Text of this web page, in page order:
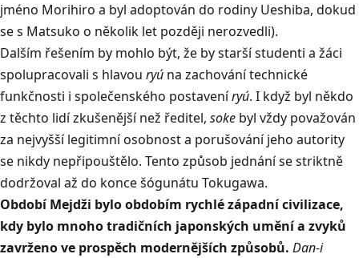
jméno Morihiro a byl adoptován do rodiny Ueshiba, dokud
se s Matsuko o několik let později nerozvedli).
Dalším řešením by mohlo být, že by starší studenti a žáci
spolupracovali s hlavou ryú na zachování technické
funkčnosti i společenského postaveníryú. I když byl někdo
z těchto lidí zkušenější než ředitel, soke byl vždy považován
za nejvyšší legitimní osobnost a porušování jeho autority
se nikdy nepřipouštělo. Tento způsob jednání se striktně
dodržoval až do konce šógunátu Tokugawa.
Období Mejdži bylo obdobím rychlé západní civilizace,
kdy bylo mnoho tradičních japonských umění a zvyků
zavrženo ve prospěch modernějších způsobů. Dan-i